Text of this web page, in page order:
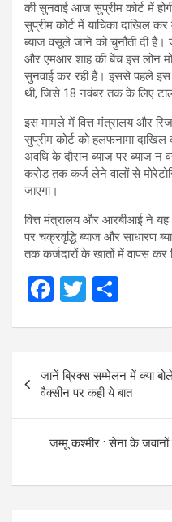
की सुनवाई आज सुप्रीम कोर्ट में
सुप्रीम कोर्ट में याचिका दाखिल
ब्याज वसूले जाने को चुनौती दी
और एमआर शाह की बेंच इस लोन
सुनवाई कर रही है। इससे पहले इस
थी, जिसे 18 नवंबर तक के लिए टाल
इस मामले में वित्त मंत्रालय और
सुप्रीम कोर्ट को हलफनामा
अवधि के दौरान ब्याज पर ब्याज
करोड़ तक कर्ज लेने वालों से
जाएगा।
वित्त मंत्रालय और आरबीआई ने यह
पर चक्रवृद्धि ब्याज और साधारण
तक कर्जदारों के खातों में वापस कर
F
b
o
o
k
T
er e
navigation
जानें ब्रिक्‍स सम्मेलन में क्या
वैक्सीन पर कही ये बात
जम्मू कश्मीर : सेना के